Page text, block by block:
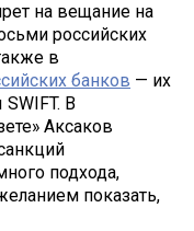
на вещание на
российских
в
банков — их
В
Аксаков
подхода,
показать,